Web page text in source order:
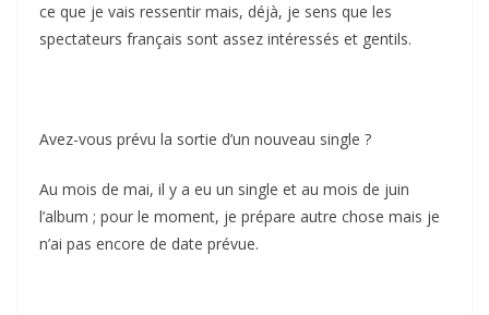
ce que je vais ressentir mais, déjà, je sens que les
spectateurs français sont assez intéressés et gentils.
Avez-vous prévu la sortie d’un nouveau single ?
Au mois de mai, il y a eu un single et au mois de juin
l’album ; pour le moment, je prépare autre chose mais je
n’ai pas encore de date prévue.